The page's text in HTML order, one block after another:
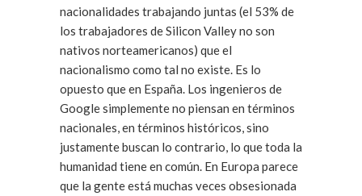
nacionalidades trabajando juntas (el 53% de
los trabajadores de Silicon Valley no son
nativos norteamericanos) que el
nacionalismo como tal no existe. Es lo
opuesto que en España. Los ingenieros de
Google simplemente no piensan en términos
nacionales, en términos históricos, sino
justamente buscan lo contrario, lo que toda la
humanidad tiene en común. En Europa parece
que la gente está muchas veces obsesionada